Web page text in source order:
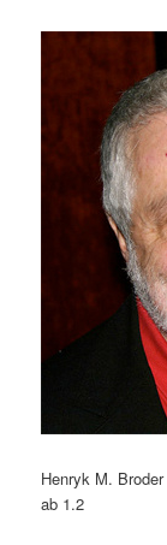
Henryk M.
ab 1.2